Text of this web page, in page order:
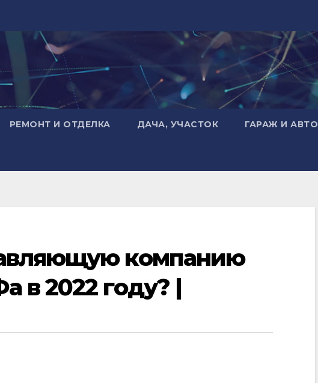
РЕМОНТ И ОТДЕЛКА ДАЧА, УЧАСТОК ГАРАЖ И АВТО
компанию
в 2022 году? |